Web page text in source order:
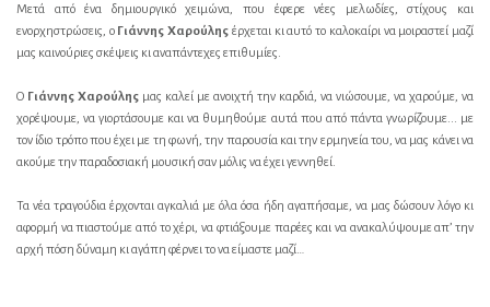
Μετά από ένα δημιουργικό χειμώνα, που έφερε νέες μελωδίες, στίχους και
ενορχηστρώσεις, οΓιάννης Χαρούλης έρχεται κι αυτό το καλοκαίρι να μοιραστεί μαζί
μας καινούριες σκέψεις κι αναπάντεχες επιθυμίες.
Ο Γιάννης Χαρούλης μας καλεί με ανοιχτή την καρδιά, να νιώσουμε, να χαρούμε, να
χορέψουμε, να γιορτάσουμε και να θυμηθούμε αυτά που από πάντα γνωρίζουμε... με
τον ίδιο τρόπο που έχει με τη φωνή, την παρουσία και την ερμηνεία του, να μας κάνει να
ακούμε την παραδοσιακή μουσική σαν μόλις να έχει γεννηθεί.
Τα νέα τραγούδια έρχονται αγκαλιά με όλα όσα ήδη αγαπήσαμε, να μας δώσουν λόγο κι
αφορμή να πιαστούμε από το χέρι, να φτιάξουμε παρέες και να ανακαλύψουμε απ’ την
αρχή πόση δύναμη κι αγάπη φέρνει το να είμαστε μαζί…